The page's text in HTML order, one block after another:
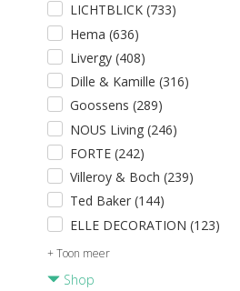
LICHTBLICK (733)
Hema (636)
Livergy (408)
Dille & Kamille (316)
Goossens (289)
NOUS Living (246)
FORTE (242)
Villeroy & Boch (239)
Ted Baker (144)
ELLE DECORATION (123)
+ Toon meer
Shop